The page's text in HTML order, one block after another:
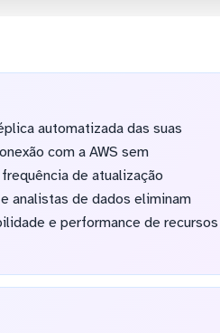
automatizada das suas
com a AWS sem
de atualização
analistas de dados eliminam
e performance de recursos